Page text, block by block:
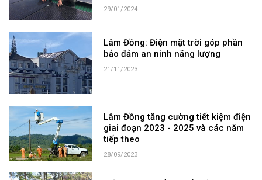
29/01/2024
Lâm Đồng: Điện mặt trời góp phần
bảo đảm an ninh năng lượng
21/11/2023
Lâm Đồng tăng cường tiết kiệm điện
giai đoạn 2023 - 2025 và các năm
tiếp theo
28/09/2023